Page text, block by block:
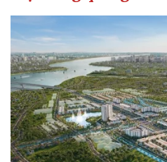
Pháp luật
Vụ án
Tư vấn luật